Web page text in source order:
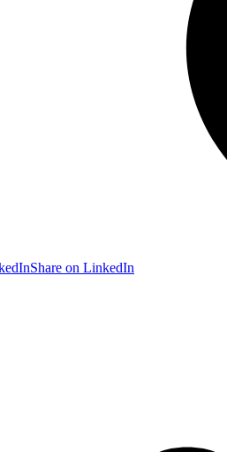
Share on LinkedIn